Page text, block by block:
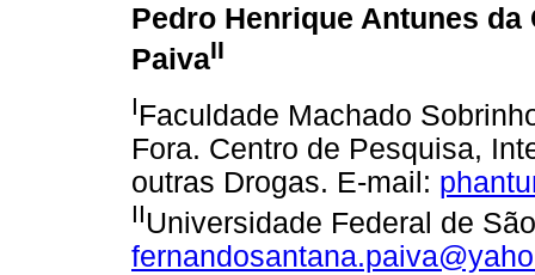
Pedro Henrique Antunes da
PaivaII
IFaculdade Machado
Fora. Centro de Pesquisa,
outras Drogas. E-mail:
IIUniversidade Federal de